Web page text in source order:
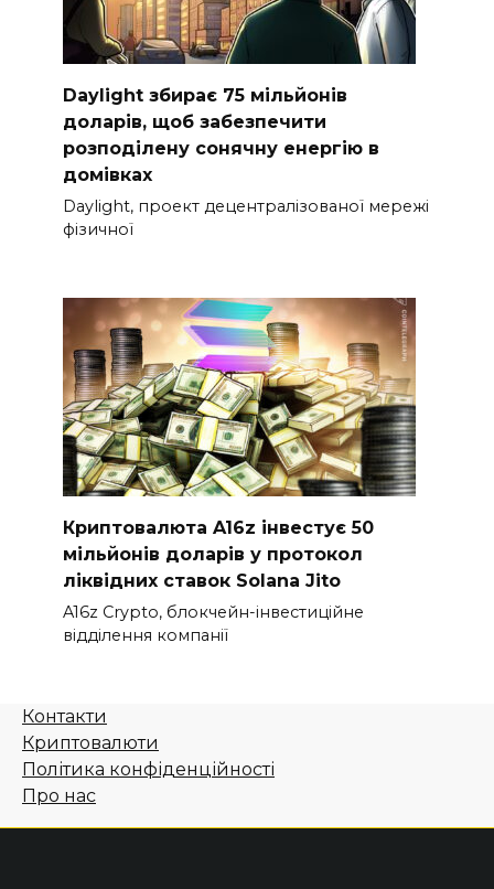
Daylight збирає 75 мільйонів
доларів, щоб забезпечити
розподілену сонячну енергію в
домівках
Daylight, проект децентралізованої мережі
фізичної
Криптовалюта A16z інвестує 50
мільйонів доларів у протокол
ліквідних ставок Solana Jito
A16z Crypto, блокчейн-інвестиційне
відділення компанії
Контакти
Криптовалюти
Політика конфіденційності
Про нас